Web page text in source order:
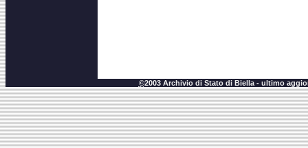
©2003 Archivio di Stato di Biella - ultimo